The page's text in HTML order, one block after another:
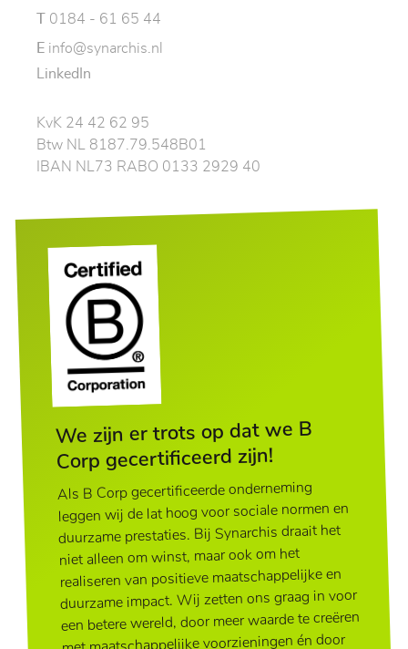
0184 - 61 65 44
E info@synarchis.nl
LinkedIn
KvK 24 42 62 95
Btw NL 8187.79.548B01
IBAN NL73 RABO 0133 2929 40
We zijn er trots op dat we B
Corp gecertificeerd zijn!
Als B Corp gecertificeerde onderneming
leggen wij de lat hoog voor sociale normen en
duurzame prestaties. Bij Synarchis draait het
niet alleen om winst, maar ook om het
realiseren van positieve maatschappelijke en
duurzame impact. Wij zetten ons graag in voor
een betere wereld, door meer waarde te creëren
met maatschappelijke voorzieningen én door